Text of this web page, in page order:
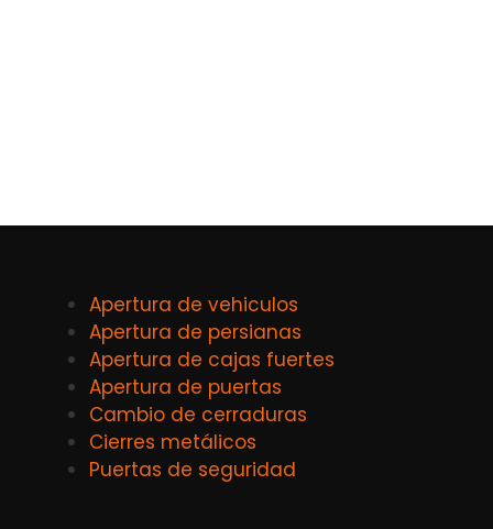
Apertura de vehiculos
Apertura de persianas
Apertura de cajas fuertes
Apertura de puertas
Cambio de cerraduras
Cierres metálicos
Puertas de seguridad